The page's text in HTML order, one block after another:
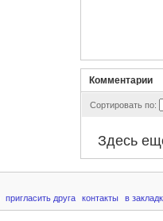
Комментарии
Сортировать по:
Здесь
пригласить друга контакты в